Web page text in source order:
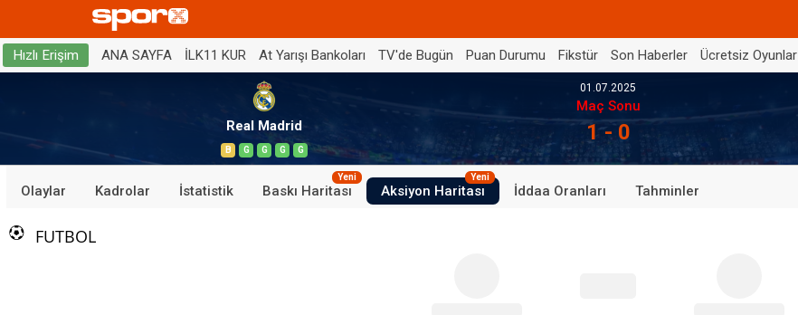
Hızlı Erişim ANA SAYFA İLK11 KUR At Yarışı Bankoları TV'de Bugün Puan Durumu Fikstür Son Haberler Ücretsiz Oyunlar
Real Madrid
B G G G G
01.07.2025
Maç Sonu
1 - 0
Olaylar Kadrolar İstatistik Baskı Haritası
Yeni
Aksiyon Haritası
Yeni
İddaa Oranları Tahminler
FUTBOL